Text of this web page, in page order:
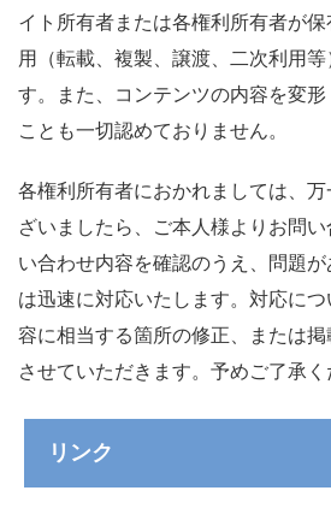
イト所有者または各権利所有者が
用（転載、複製、譲渡、二次利用
す。また、コンテンツの内容を変
ことも一切認めておりません。
各権利所有者におかれましては、
ざいましたら、ご本人様よりお問
い合わせ内容を確認のうえ、問題
は迅速に対応いたします。対応に
容に相当する箇所の修正、または
させていただきます。予めご了承く
リンク